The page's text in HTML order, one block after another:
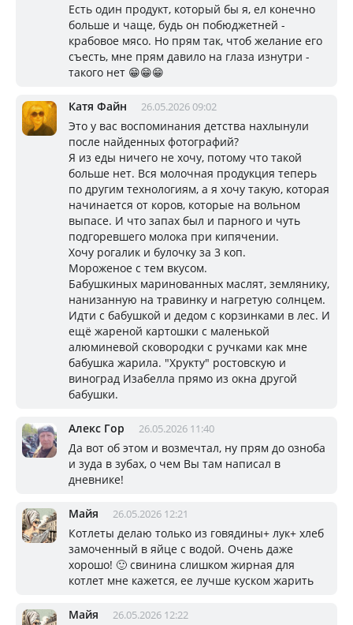
Есть один продукт, который бы я, ел конечно
больше и чаще, будь он побюджетней -
крабовое мясо. Но прям так, чтоб желание его
съесть, мне прям давило на глаза изнутри -
такого нет 😁😁😁
Катя Файн 26.05.2026 09:02
Это у вас воспоминания детства нахлынули
после найденных фотографий?
Я из еды ничего не хочу, потому что такой
больше нет. Вся молочная продукция теперь
по другим технологиям, а я хочу такую, которая
начинается от коров, которые на вольном
выпасе. И что запах был и парного и чуть
подгоревшего молока при кипячении.
Хочу рогалик и булочку за 3 коп.
Мороженое с тем вкусом.
Бабушкиных маринованных маслят, землянику,
нанизанную на травинку и нагретую солнцем.
Идти с бабушкой и дедом с корзинками в лес. И
ещё жареной картошки с маленькой
алюминевой сковородки с ручками как мне
бабушка жарила. "Хрукту" ростовскую и
виноград Изабелла прямо из окна другой
бабушки.
Алекс Гор 26.05.2026 11:40
Да вот об этом и возмечтал, ну прям до озноба
и зуда в зубах, о чем Вы там написал в
дневнике!
Майя 26.05.2026 12:21
Котлеты делаю только из говядины+ лук+ хлеб
замоченный в яйце с водой. Очень даже
хорошо! 🙂 свинина слишком жирная для
котлет мне кажется, ее лучше куском жарить
Майя 26.05.2026 12:22